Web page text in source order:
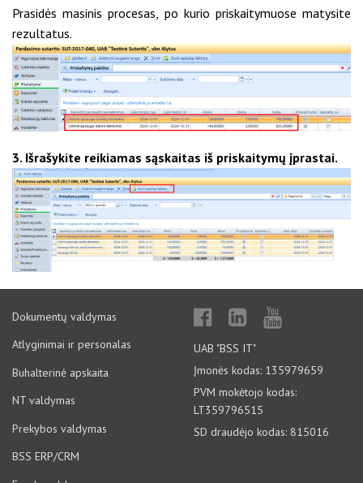
Prasidės masinis procesas, po kurio priskaitymuose matysite
rezultatus.
3. Išrašykite reikiamas sąskaitas iš priskaitymų įprastai.
Dokumentų valdymas
Atlyginimai ir personalas
Buhalterinė apskaita
NT valdymas
Prekybos valdymas
BSS ERP/CRM
UAB "BSS IT"
Įmonės kodas: 135979659
PVM mokėtojo kodas:
LT359796515
SD draudėjo kodas: 815016